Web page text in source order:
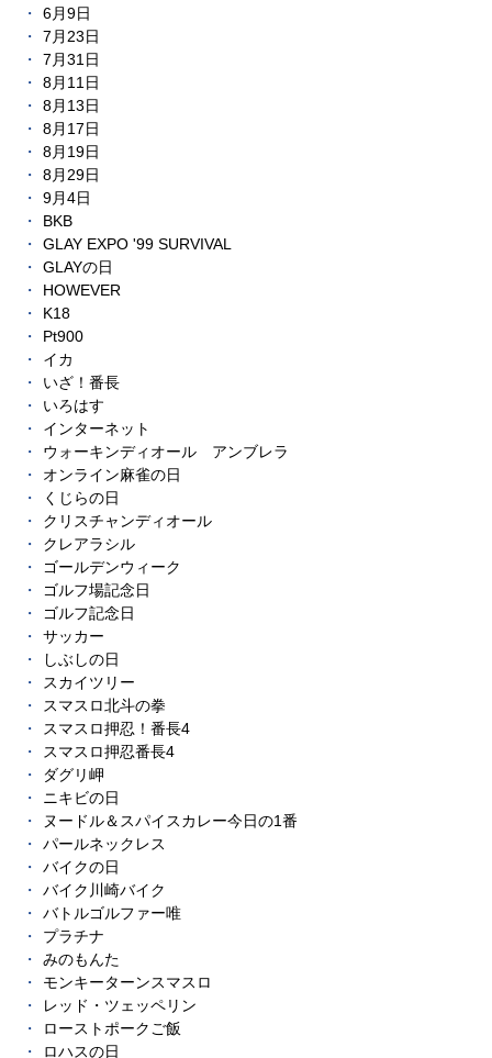
6月9日
7月23日
7月31日
8月11日
8月13日
8月17日
8月19日
8月29日
9月4日
BKB
GLAY EXPO '99 SURVIVAL
GLAYの日
HOWEVER
K18
Pt900
イカ
いざ！番長
いろはす
インターネット
ウォーキンディオール アンブレラ
オンライン麻雀の日
くじらの日
クリスチャンディオール
クレアラシル
ゴールデンウィーク
ゴルフ場記念日
ゴルフ記念日
サッカー
しぶしの日
スカイツリー
スマスロ北斗の拳
スマスロ押忍！番長4
スマスロ押忍番長4
ダグリ岬
ニキビの日
ヌードル＆スパイスカレー今日の1番
パールネックレス
バイクの日
バイク川崎バイク
バトルゴルファー唯
プラチナ
みのもんた
モンキーターンスマスロ
レッド・ツェッペリン
ローストポークご飯
ロハスの日